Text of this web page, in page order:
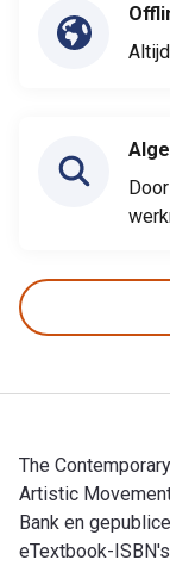
The
Artistic
Bank en
eTextbook-